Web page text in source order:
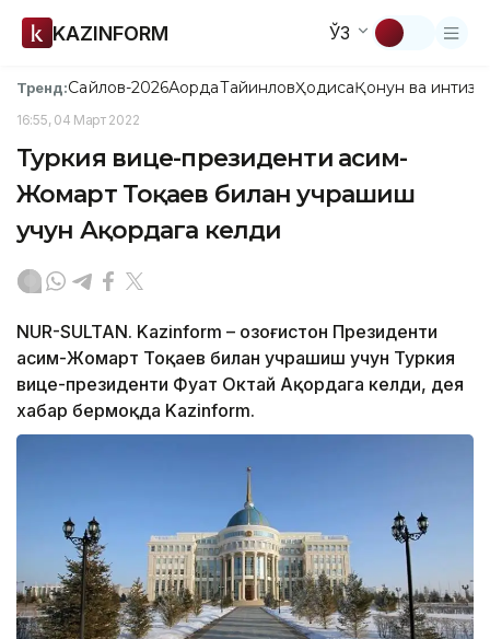
KAZINFORM ЎЗ
Тренд:Сайлов-2026АқордаТайинловҲодисаҚонун ва
16:55, 04 Март 2022
Туркия вице-президенти Қасим-
Жомарт Тоқаев билан учрашиш
учун Ақордага келди
NUR-SULTAN. Kazinform – Қозоғистон Президенти
Қасим-Жомарт Тоқаев билан учрашиш учун Туркия
вице-президенти Фуат Октай Ақордага келди, дея
хабар бермоқда Kazinform.